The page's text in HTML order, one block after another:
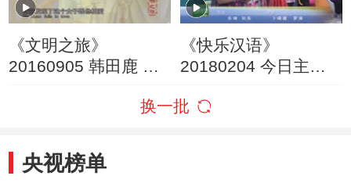
《文明之旅》
20160905 韩田鹿 追
《快乐汉语》
20180204 今日主题
换一批
央视榜单